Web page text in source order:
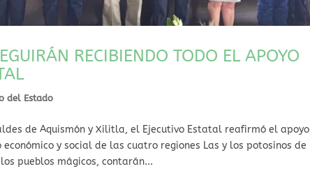
RECIBIENDO TODO EL APOYO
del Estado
de Aquismón y Xilitla, el Ejecutivo Estatal reafirmó el apoyo
y social de las cuatro regiones Las y los potosinos de
pueblos mágicos, contarán...